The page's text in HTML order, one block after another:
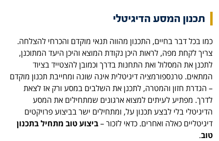
תכנון המסע הדיגיטלי
כמו בכל דבר בחיים, התכנון מהווה תנאי מוקדם והכרחי להצלחה.
צריך לקחת מפה, לראות היכן נקודת המוצא והיכן היעד המתוכנן,
לתכנן את המסלול ואת התחנות בדרך וכמובן להצטייד בציוד
המתאים. טרנספורמציה דיגיטלית אינה שונה ומחייבת תכנון מוקדם
– הגדרת חזון והמטרה, לתכנן את השלבים במסע ורק אז לצאת
לדרך. מפתיע לעיתים למצוא ארגונים שמתחילים את המסע
הדיגיטלי בלי לבצע תכנון על, ומתחילים ישר בביצוע פרויקטים
דיגיטליים כאלה ואחרים. כדאי לזכור –ביצוע טוב מתחיל בתכנון
טוב.